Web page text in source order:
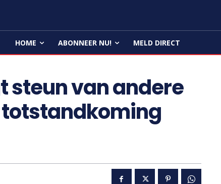
HOME ABONNEER NU! MELD DIRECT
steun van andere